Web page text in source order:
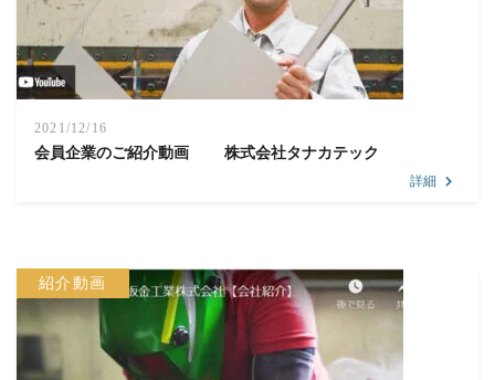
2021/12/16
会員企業のご紹介動画 株式会社タナカテック
詳細
紹介動画